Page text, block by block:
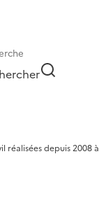
réalisées depuis 2008 à